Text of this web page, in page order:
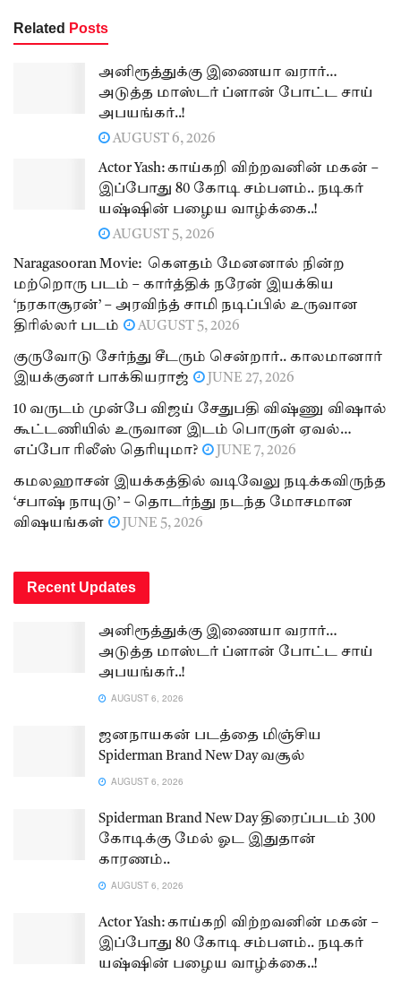
Related Posts
அனிரூத்துக்கு இணையா வரார்…
அடுத்த மாஸ்டர் ப்ளான் போட்ட சாய்
அபயங்கர்..!
AUGUST 6, 2026
Actor Yash: காய்கறி விற்றவனின் மகன் –
இப்போது 80 கோடி சம்பளம்.. நடிகர்
யஷ்ஷின் பழைய வாழ்க்கை..!
AUGUST 5, 2026
Naragasooran Movie: கௌதம் மேனனால் நின்ற
மற்றொரு படம் – கார்த்திக் நரேன் இயக்கிய
‘நரகாசூரன்’ – அரவிந்த் சாமி நடிப்பில் உருவான
திரில்லர் படம்
AUGUST 5, 2026
குருவோடு சேர்ந்து சீடரும் சென்றார்.. காலமானார்
இயக்குனர் பாக்கியராஜ்
JUNE 27, 2026
10 வருடம் முன்பே விஜய் சேதுபதி விஷ்ணு விஷால்
கூட்டணியில் உருவான இடம் பொருள் ஏவல்…
எப்போ ரிலீஸ் தெரியுமா?
JUNE 7, 2026
கமலஹாசன் இயக்கத்தில் வடிவேலு நடிக்கவிருந்த
‘சபாஷ் நாயுடு’ – தொடர்ந்து நடந்த மோசமான
விஷயங்கள்
JUNE 5, 2026
Recent Updates
அனிரூத்துக்கு இணையா வரார்…
அடுத்த மாஸ்டர் ப்ளான் போட்ட சாய்
அபயங்கர்..!
AUGUST 6, 2026
ஜனநாயகன் படத்தை மிஞ்சிய
Spiderman Brand New Day வசூல்
AUGUST 6, 2026
Spiderman Brand New Day திரைப்படம் 300
கோடிக்கு மேல் ஓட இதுதான்
காரணம்..
AUGUST 6, 2026
Actor Yash: காய்கறி விற்றவனின் மகன் –
இப்போது 80 கோடி சம்பளம்.. நடிகர்
யஷ்ஷின் பழைய வாழ்க்கை..!